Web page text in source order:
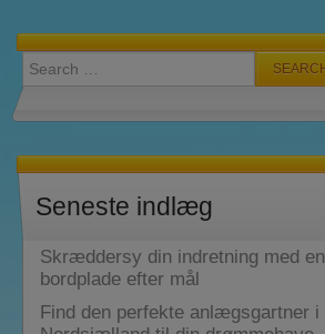
Search for:
Seneste indlæg
Skræddersy din indretning med en
bordplade efter mål
Find den perfekte anlægsgartner i